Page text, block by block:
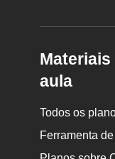
Materiais
aula
Todos os
Ferramenta